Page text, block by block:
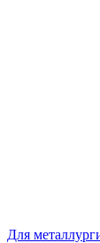
Для